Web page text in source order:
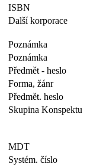
ISBN
Další korporace
Poznámka
Poznámka
Předmět - heslo
Forma, žánr
Předmět. heslo
Skupina Konspektu
MDT
Systém. číslo